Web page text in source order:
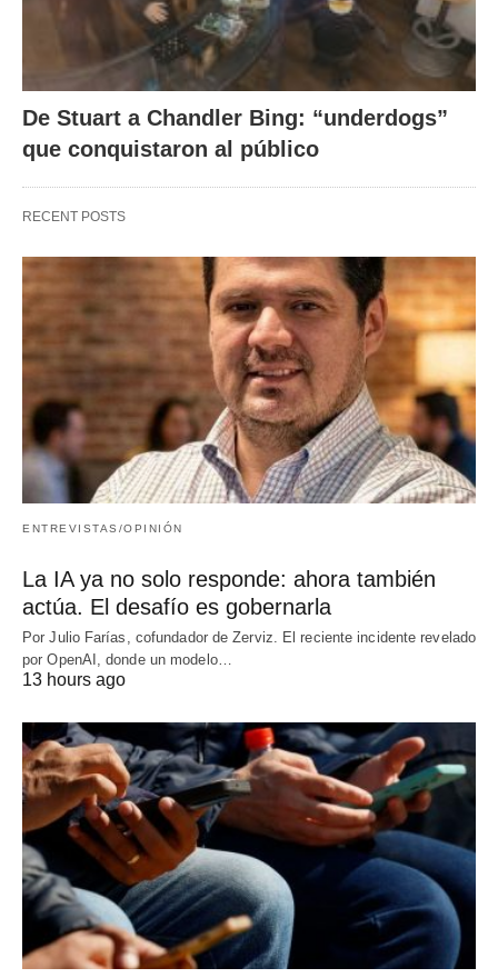
De Stuart a Chandler Bing: “underdogs”
que conquistaron al público
RECENT POSTS
ENTREVISTAS/OPINIÓN
La IA ya no solo responde: ahora también
actúa. El desafío es gobernarla
Por Julio Farías, cofundador de Zerviz. El reciente incidente revelado
por OpenAI, donde un modelo…
13 hours ago